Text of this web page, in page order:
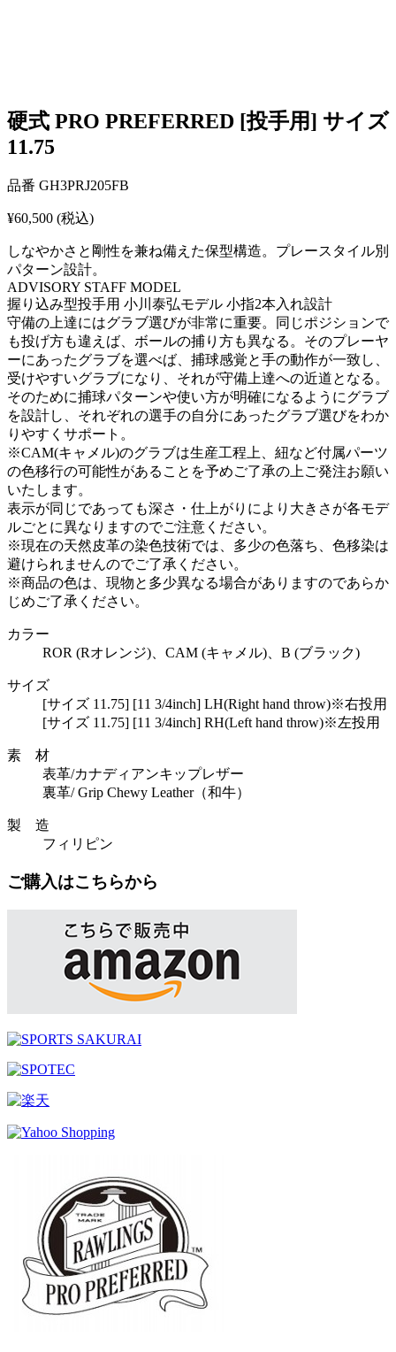
硬式 PRO PREFERRED [投手用] サイズ
11.75
品番 GH3PRJ205FB
¥60,500 (税込)
しなやかさと剛性を兼ね備えた保型構造。プレースタイル別
パターン設計。
ADVISORY STAFF MODEL
握り込み型投手用 小川泰弘モデル 小指2本入れ設計
守備の上達にはグラブ選びが非常に重要。同じポジションで
も投げ方も違えば、ボールの捕り方も異なる。そのプレーヤ
ーにあったグラブを選べば、捕球感覚と手の動作が一致し、
受けやすいグラブになり、それが守備上達への近道となる。
そのために捕球パターンや使い方が明確になるようにグラブ
を設計し、それぞれの選手の自分にあったグラブ選びをわか
りやすくサポート。
※CAM(キャメル)のグラブは生産工程上、紐など付属パーツ
の色移行の可能性があることを予めご了承の上ご発注お願い
いたします。
表示が同じであっても深さ・仕上がりにより大きさが各モデ
ルごとに異なりますのでご注意ください。
※現在の天然皮革の染色技術では、多少の色落ち、色移染は
避けられませんのでご了承ください。
※商品の色は、現物と多少異なる場合がありますのであらか
じめご了承ください。
カラー
ROR (Rオレンジ)、CAM (キャメル)、B (ブラック)
サイズ
[サイズ 11.75] [11 3/4inch] LH(Right hand throw)※右投用
[サイズ 11.75] [11 3/4inch] RH(Left hand throw)※左投用
素 材
表革/カナディアンキップレザー
裏革/ Grip Chewy Leather（和牛）
製 造
フィリピン
ご購入はこちらから